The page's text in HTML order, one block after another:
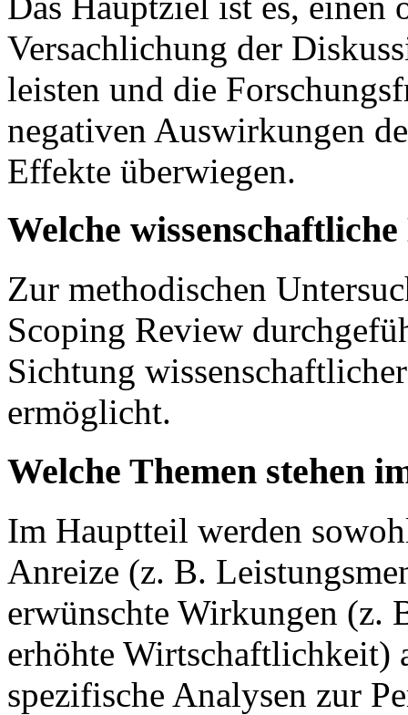
Versachlichung der
leisten und die
negativen Auswirkungen
Effekte überwiegen.
Welche
Zur methodischen
Scoping Review
Sichtung
ermöglicht.
Welche Themen stehen
Im Hauptteil werden
Anreize (z. B.
erwünschte Wirkungen (z.
erhöhte Wirtschaftlichkeit)
spezifische Analysen zur